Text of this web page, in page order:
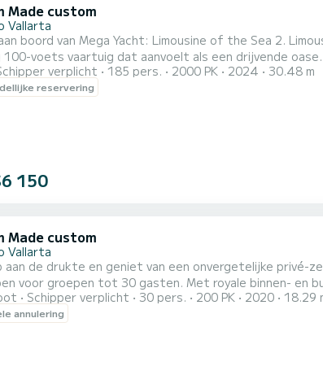
Made custom
Vallarta
boord van Mega Yacht: Limousine of the Sea 2.
voets vaartuig dat aanvoelt als een drijvende
is dit echt een luxe drijvend oceaan speelparadijs!
tot de aan boord waterglijbanen,
verplicht 185 pers. 2000 PK 2024 30.48 m
reservering
150
Made custom
Vallarta
aan de drukte en geniet van een onvergetelijke privé-
voor groepen tot 30 gasten. Met royale binnen- en
comfortabel te verkennen. Vaar langs de schilderachtige kustlijn van Puerto Vallarta met een professionele
kapitein en bemanning. Bezoek het Los Arcos
Schipper verplicht 30 pers. 200 PK 2020 18.29
annulering